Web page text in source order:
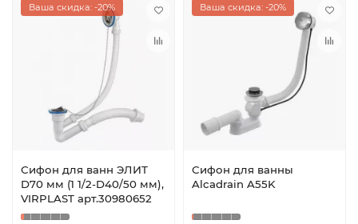
Ваша скидка: -20%
Сифон для ванн ЭЛИТ
D70 мм (1 1/2-D40/50 мм),
VIRPLAST арт.30980652
Ваша скидка: -20%
Сифон для ванны
Alcadrain A55K